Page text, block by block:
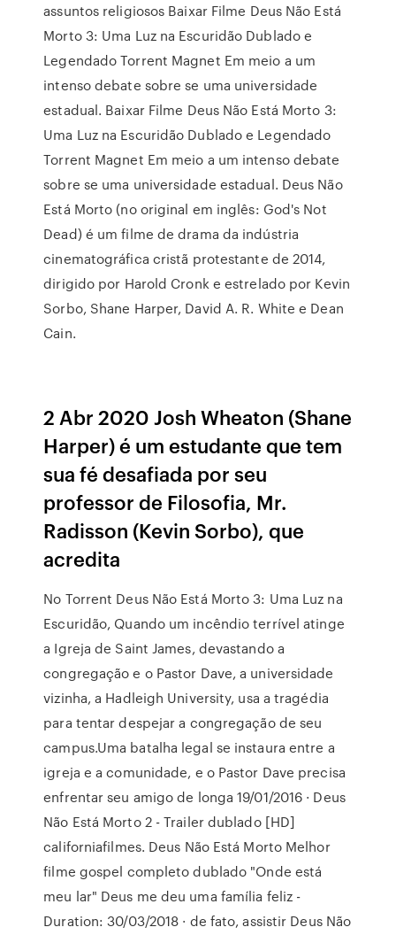
assuntos religiosos Baixar Filme Deus Não Está
Morto 3: Uma Luz na Escuridão Dublado e
Legendado Torrent Magnet Em meio a um
intenso debate sobre se uma universidade
estadual. Baixar Filme Deus Não Está Morto 3:
Uma Luz na Escuridão Dublado e Legendado
Torrent Magnet Em meio a um intenso debate
sobre se uma universidade estadual. Deus Não
Está Morto (no original em inglês: God's Not
Dead) é um filme de drama da indústria
cinematográfica cristã protestante de 2014,
dirigido por Harold Cronk e estrelado por Kevin
Sorbo, Shane Harper, David A. R. White e Dean
Cain.
2 Abr 2020 Josh Wheaton (Shane
Harper) é um estudante que tem
sua fé desafiada por seu
professor de Filosofia, Mr.
Radisson (Kevin Sorbo), que
acredita
No Torrent Deus Não Está Morto 3: Uma Luz na
Escuridão, Quando um incêndio terrível atinge
a Igreja de Saint James, devastando a
congregação e o Pastor Dave, a universidade
vizinha, a Hadleigh University, usa a tragédia
para tentar despejar a congregação de seu
campus.Uma batalha legal se instaura entre a
igreja e a comunidade, e o Pastor Dave precisa
enfrentar seu amigo de longa 19/01/2016 · Deus
Não Está Morto 2 - Trailer dublado [HD]
californiafilmes. Deus Não Está Morto Melhor
filme gospel completo dublado "Onde está
meu lar" Deus me deu uma família feliz -
Duration: 30/03/2018 · de fato, assistir Deus Não